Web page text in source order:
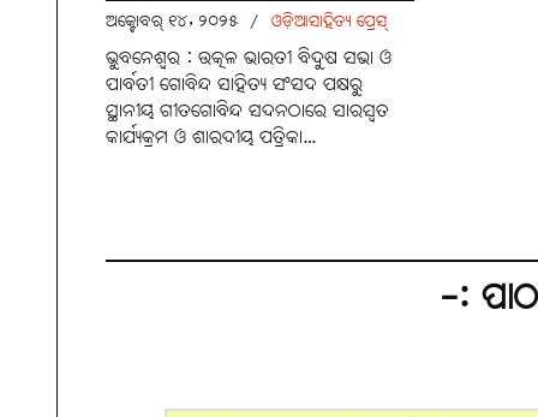
ଅକ୍ଟୋବର୍ ୧୪, ୨୦୨୫ / ଓଡ଼ିଆସାହିତ୍ୟ ପ୍ରେସ୍‌
ଭୁବନେଶ୍ୱର : ଉତ୍କଳ ଭାରତୀ ବିଦୁଷ ସଭା ଓ
ପାର୍ବତୀ ଗୋବିନ୍ଦ ସାହିତ୍ୟ ସଂସଦ ପକ୍ଷରୁ
ସ୍ଥାନୀୟ ଗୀତଗୋବିନ୍ଦ ସଦନଠାରେ ସାରସ୍ୱତ
କାର୍ଯ୍ୟକ୍ରମ ଓ ଶାରଦୀୟ ପତ୍ରିକା…
-: